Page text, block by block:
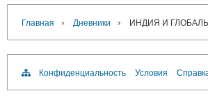
Главная › Дневники › ИНДИЯ И
Конфиденциальность Условия